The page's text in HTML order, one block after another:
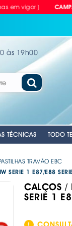
) CAMPANHA
às 19h00
.
. AUTO
TÉCNICAS TODO
.
.
.
. KITS
TRAVÃO EBC
SERIE 1 E87/E88
CALÇOS /
SERIE 1